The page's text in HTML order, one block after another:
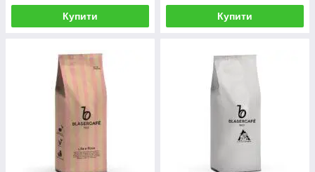
Купити Купити